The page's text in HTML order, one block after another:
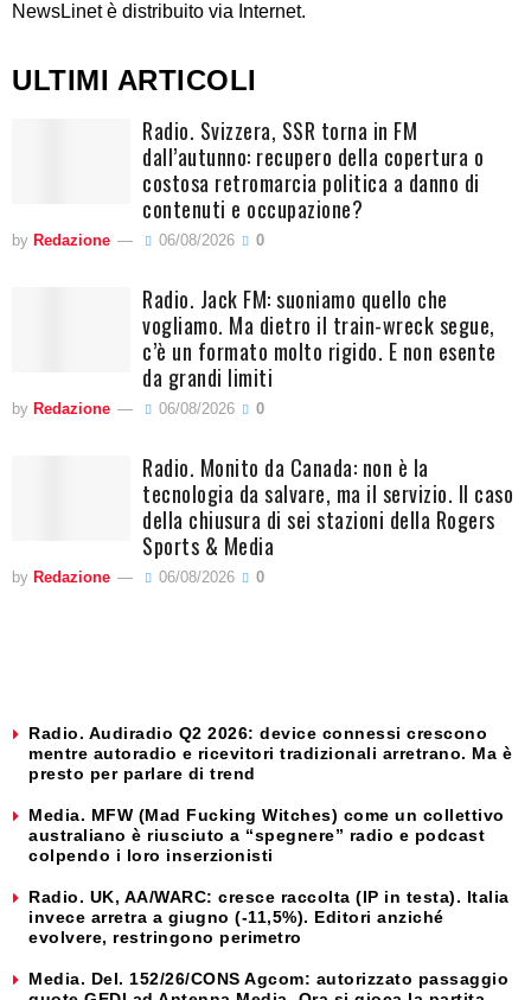
NewsLinet è distribuito via Internet.
ULTIMI ARTICOLI
Radio. Svizzera, SSR torna in FM
dall’autunno: recupero della copertura o
costosa retromarcia politica a danno di
contenuti e occupazione?
by Redazione 06/08/2026 0
Radio. Jack FM: suoniamo quello che
vogliamo. Ma dietro il train-wreck segue,
c’è un formato molto rigido. E non esente
da grandi limiti
by Redazione 06/08/2026 0
Radio. Monito da Canada: non è la
tecnologia da salvare, ma il servizio. Il caso
della chiusura di sei stazioni della Rogers
Sports & Media
by Redazione 06/08/2026 0
Radio. Audiradio Q2 2026: device connessi crescono
mentre autoradio e ricevitori tradizionali arretrano. Ma è
presto per parlare di trend
Media. MFW (Mad Fucking Witches) come un collettivo
australiano è riusciuto a “spegnere” radio e podcast
colpendo i loro inserzionisti
Radio. UK, AA/WARC: cresce raccolta (IP in testa). Italia
invece arretra a giugno (-11,5%). Editori anziché
evolvere, restringono perimetro
Media. Del. 152/26/CONS Agcom: autorizzato passaggio